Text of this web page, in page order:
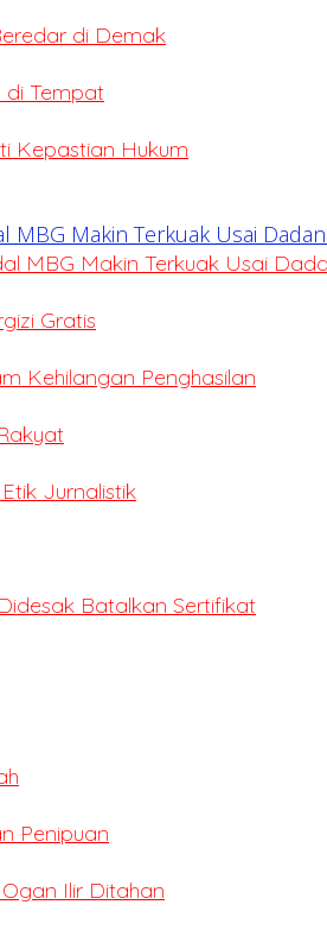
di Demak
di Tempat
Kepastian Hukum
MBG Makin Terkuak Usai
Gratis
Kehilangan Penghasilan
Jurnalistik
Batalkan Sertifikat
Penipuan
Ilir Ditahan